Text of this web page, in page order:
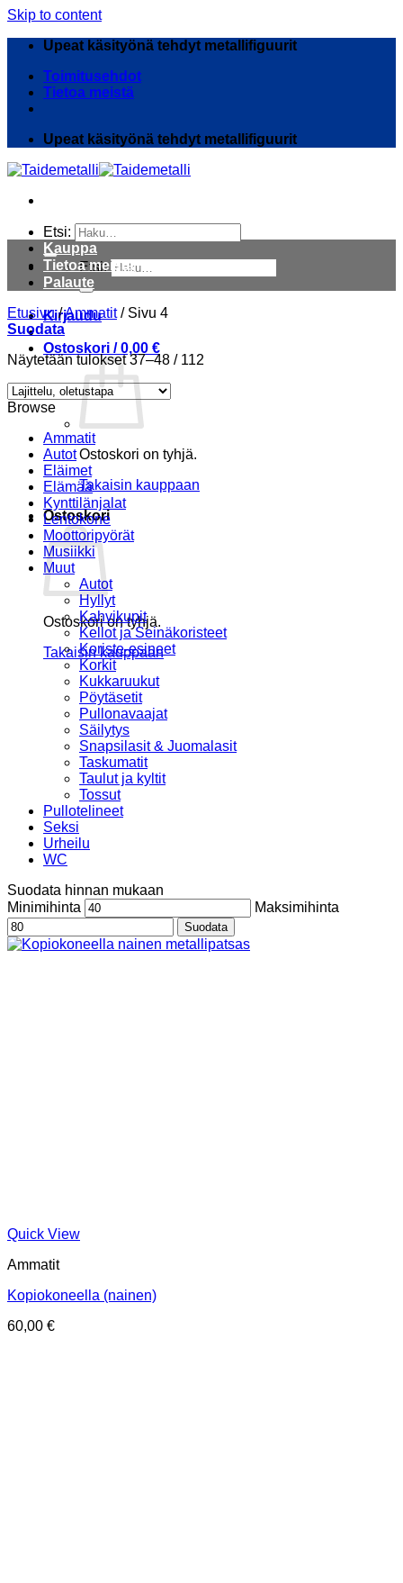
Skip to content
Upeat käsityönä tehdyt metallifiguurit
Toimitusehdot
Tietoa meistä
Upeat käsityönä tehdyt metallifiguurit
Etsi:
Etsi:
Kirjaudu
Ostoskori /0,00 €
Ostoskori on tyhjä.
Takaisin kauppaan
Ostoskori
Ostoskori on tyhjä.
Takaisin kauppaan
Kauppa
Tietoa meistä
Palaute
Etusivu /Ammatit /Sivu 4
Suodata
Näytetään tulokset 37–48 / 112
Browse
Ammatit
Autot
Eläimet
Elämää
Kynttilänjalat
Lentokone
Moottoripyörät
Musiikki
Muut
Autot
Hyllyt
Kahvikupit
Kellot ja Seinäkoristeet
Koriste-esineet
Korkit
Kukkaruukut
Pöytäsetit
Pullonavaajat
Säilytys
Snapsilasit & Juomalasit
Taskumatit
Taulut ja kyltit
Tossut
Pullotelineet
Seksi
Urheilu
WC
Suodata hinnan mukaan
Minimihinta
Maksimihinta
Suodata
Quick View
Ammatit
Kopiokoneella (nainen)
60,00 €